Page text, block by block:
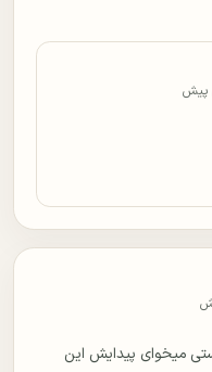
میخوای پیدایش این